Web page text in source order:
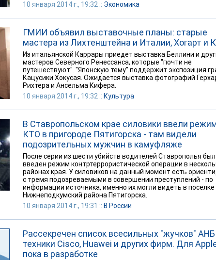
10 января 2014 г., 19:32 :: Экономика
ГМИИ объявил выставочные планы: старые
мастера из Лихтенштейна и Италии, Хогарт и
Из итальянской Каррары приедет выставка Беллини и
мастеров Северного Ренессанса, которые "почти не
путешествуют". "Японскую тему" поддержит экспозиция
Кацусики Хокусая. Ожидается выставка фотографий
Рихтера и Ансельма Кифера.
10 января 2014 г., 19:32 :: Культура
В Ставропольском крае силовики ввели
КТО в пригороде Пятигорска - там видели
подозрительных мужчин в камуфляже
После серии из шести убийств водителей Ставрополья был
введен режим контртеррористической операции в
районах края. У силовиков на данный момент есть
с тремя подозреваемыми в совершении преступлений - по
информации источника, именно их могли видеть в поселке
Нижнеподкумский района Пятигорска.
10 января 2014 г., 19:31 :: В России
Рассекречен список всесильных "жучков"
техники Cisco, Huawei и других фирм. Для
пока в разработке